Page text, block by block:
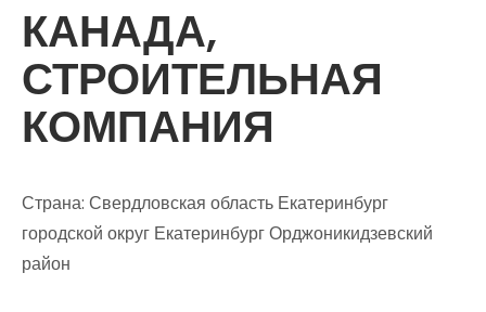
КАНАДА,
СТРОИТЕЛЬНАЯ
КОМПАНИЯ
Страна: Свердловская область Екатеринбург
городской округ Екатеринбург Орджоникидзевский
район